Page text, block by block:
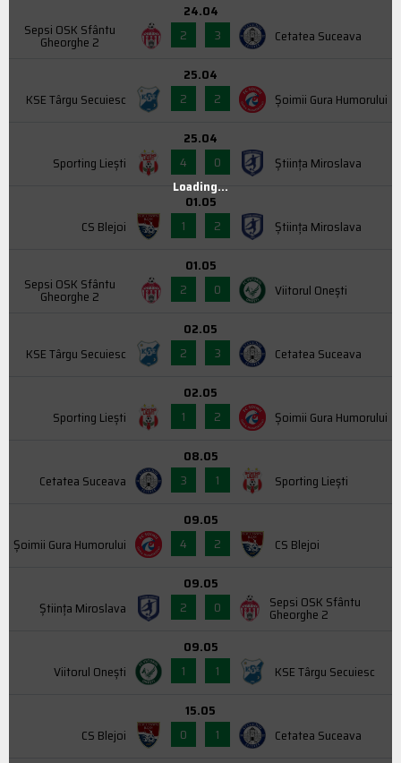
Sepsi OSK Sfântu
Gheorghe 2
24.04
2
3 Cetatea Suceava
KSE Târgu Secuiesc
25.04
2
2 Şoimii Gura Humorului
Sporting Liești
25.04
4
0 Știința Miroslava
CS Blejoi
01.05
1
2 Știința Miroslava
Sepsi OSK Sfântu
Gheorghe 2
01.05
2
0 Viitorul Onești
KSE Târgu Secuiesc
02.05
2
3 Cetatea Suceava
Sporting Liești
02.05
1
2 Şoimii Gura Humorului
Cetatea Suceava
08.05
3
1 Sporting Liești
Şoimii Gura Humorului
09.05
4
2 CS Blejoi
Știința Miroslava
09.05
2
0 Sepsi OSK Sfântu
Gheorghe 2
Viitorul Onești
09.05
1
1 KSE Târgu Secuiesc
CS Blejoi
15.05
0
1 Cetatea Suceava
Loading...